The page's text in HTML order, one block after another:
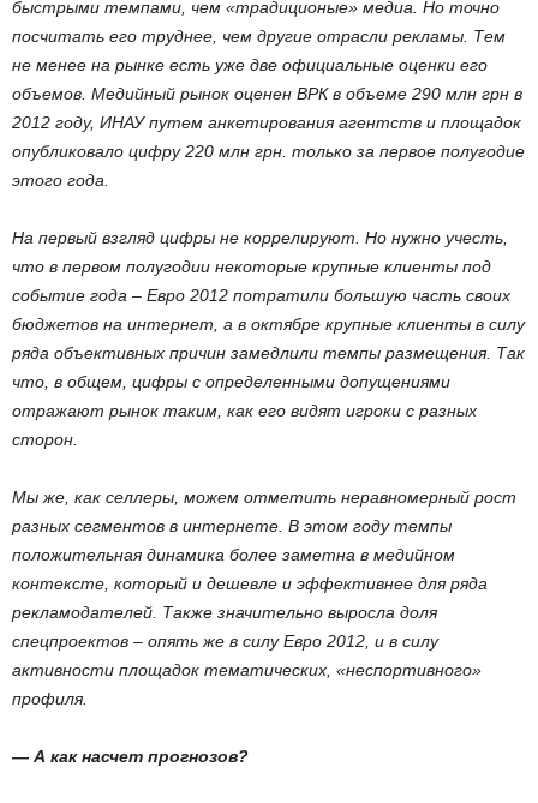
быстрыми темпами, чем «традиционые» медиа. Но точно
посчитать его труднее, чем другие отрасли рекламы. Тем
не менее на рынке есть уже две официальные оценки его
объемов. Медийный рынок оценен ВРК в объеме 290 млн грн в
2012 году, ИНАУ путем анкетирования агентств и площадок
опубликовало цифру 220 млн грн. только за первое полугодие
этого года.
На первый взгляд цифры не коррелируют. Но нужно учесть,
что в первом полугодии некоторые крупные клиенты под
событие года – Евро 2012 потратили большую часть своих
бюджетов на интернет, а в октябре крупные клиенты в силу
ряда объективных причин замедлили темпы размещения. Так
что, в общем, цифры с определенными допущениями
отражают рынок таким, как его видят игроки с разных
сторон.
Мы же, как селлеры, можем отметить неравномерный рост
разных сегментов в интернете. В этом году темпы
положительная динамика более заметна в медийном
контексте, который и дешевле и эффективнее для ряда
рекламодателей. Также значительно выросла доля
спецпроектов – опять же в силу Евро 2012, и в силу
активности площадок тематических, «неспортивного»
профиля.
— А как насчет прогнозов?